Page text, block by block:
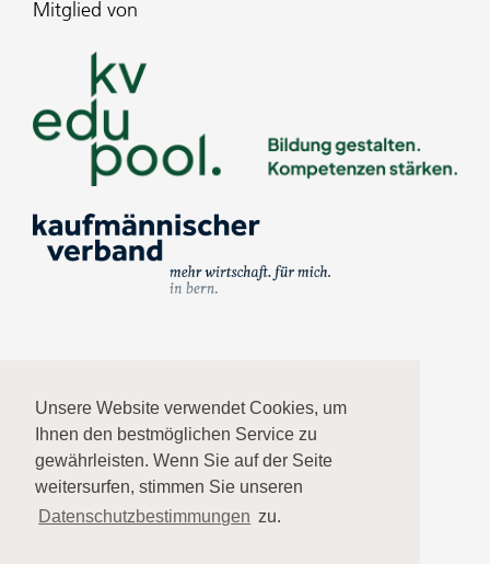
Unsere Website verwendet Cookies, um
Ihnen den bestmöglichen Service zu
gewährleisten. Wenn Sie auf der Seite
weitersurfen, stimmen Sie unseren
Datenschutzbestimmungen zu.
Datenschutz
AGB
Mitglied von